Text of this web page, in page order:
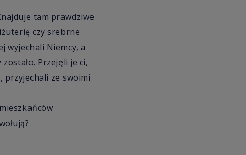
tam prawdziwe
czy srebrne
wyjechali Niemcy, a
Przejęli je ci,
przyjechali ze swoimi